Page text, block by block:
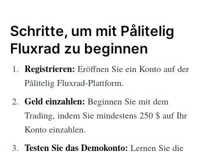
Schritte, um mit Pålitelig
Fluxrad zu beginnen
Registrieren: Eröffnen Sie ein Konto auf der
Pålitelig Fluxrad-Plattform.
Geld einzahlen: Beginnen Sie mit dem
Trading, indem Sie mindestens 250 $ auf Ihr
Konto einzahlen.
Testen Sie das Demokonto: Lernen Sie die